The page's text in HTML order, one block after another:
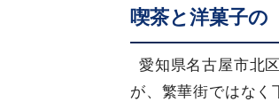
喫茶と洋菓子の
愛知県名古屋市北
が、繁華街ではなく